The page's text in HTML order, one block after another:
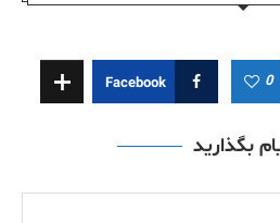
0
Facebook
بگذارید